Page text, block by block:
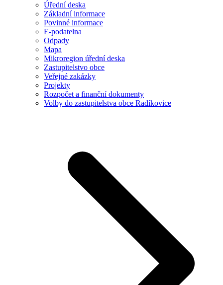
Úřední deska
Základní informace
Povinné informace
E-podatelna
Odpady
Mapa
Mikroregion úřední deska
Zastupitelstvo obce
Veřejné zakázky
Projekty
Rozpočet a finanční dokumenty
Volby do zastupitelstva obce Radíkovice